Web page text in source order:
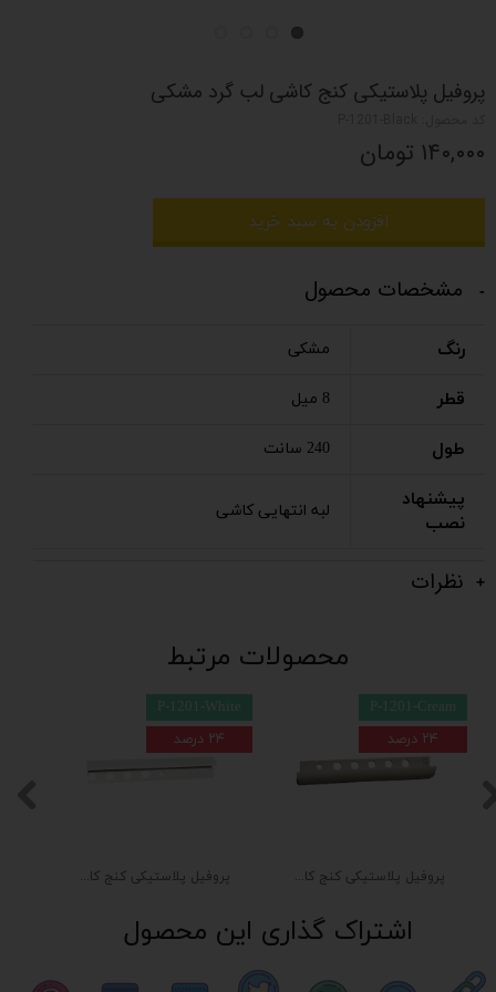
پروفیل پلاستیکی کنج کاشی لب گرد مشکی
۱۴۰,۰۰۰ تومان
افزودن به سبد خرید
مشخصات محصول
رنگ مشکی
قطر 8 میل
طول 240 سانت
پیشنهاد
نصب
لبه انتهایی کاشی
نظرات
پروفیل پلاستیکی کنج کاشی لب گرد سفید
P-1201-White
۲۴ درصد
پروفیل پلاستیکی کنج کاشی لب گرد کِرم
P-1201-Cream
۲۴ درصد
محصولات مرتبط
اشتراک گذاری این محصول